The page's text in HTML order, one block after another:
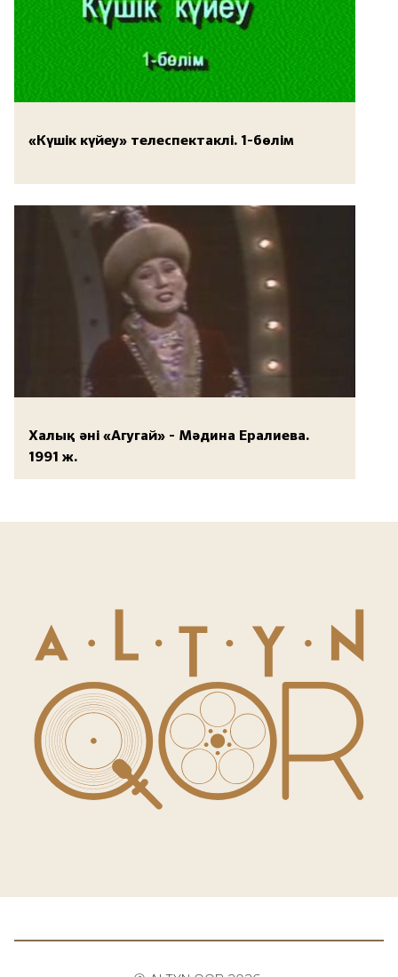
«Күшік күйеу» телеспектаклі. 1-бөлім
Халық әні «Агугай» - Мәдина Ералиева.
1991 ж.